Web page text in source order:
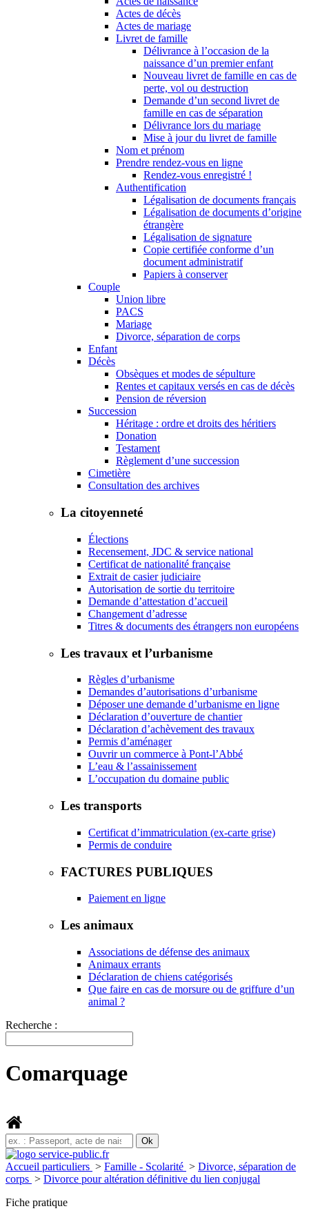
Actes de décès
Actes de mariage
Livret de famille
Délivrance à l’occasion de la
naissance d’un premier enfant
Nouveau livret de famille en cas de
perte, vol ou destruction
Demande d’un second livret de
famille en cas de séparation
Délivrance lors du mariage
Mise à jour du livret de famille
Nom et prénom
Prendre rendez-vous en ligne
Rendez-vous enregistré !
Authentification
Légalisation de documents français
Légalisation de documents d’origine
étrangère
Légalisation de signature
Copie certifiée conforme d’un
document administratif
Papiers à conserver
Couple
Union libre
PACS
Mariage
Divorce, séparation de corps
Enfant
Décès
Obsèques et modes de sépulture
Rentes et capitaux versés en cas de décès
Pension de réversion
Succession
Héritage : ordre et droits des héritiers
Donation
Testament
Règlement d’une succession
Cimetière
Consultation des archives
La citoyenneté
Élections
Recensement, JDC & service national
Certificat de nationalité française
Extrait de casier judiciaire
Autorisation de sortie du territoire
Demande d’attestation d’accueil
Changement d’adresse
Titres & documents des étrangers non européens
Les travaux et l’urbanisme
Règles d’urbanisme
Demandes d’autorisations d’urbanisme
Déposer une demande d’urbanisme en ligne
Déclaration d’ouverture de chantier
Déclaration d’achèvement des travaux
Permis d’aménager
Ouvrir un commerce à Pont-l’Abbé
L’eau & l’assainissement
L’occupation du domaine public
Les transports
Certificat d’immatriculation (ex-carte grise)
Permis de conduire
FACTURES PUBLIQUES
Paiement en ligne
Les animaux
Associations de défense des animaux
Animaux errants
Déclaration de chiens catégorisés
Que faire en cas de morsure ou de griffure d’un
animal ?
Recherche :
Comarquage
Accueil particuliers > Famille - Scolarité > Divorce, séparation de
corps > Divorce pour altération définitive du lien conjugal
Fiche pratique